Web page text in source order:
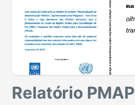
Relatório PMAP